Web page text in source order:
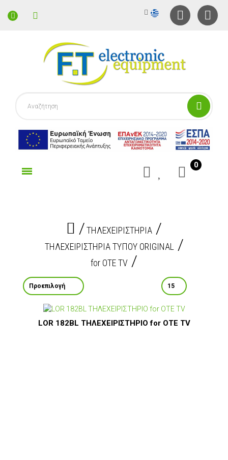
0
ΤΗΛΕΧΕΙΡΙΣΤΗΡΙΑ
ΤΗΛΕΧΕΙΡΙΣΤΗΡΙΑ ΤΥΠΟΥ ORIGINAL
for OTE TV
LOR 182BL ΤΗΛΕΧΕΙΡΙΣΤΗΡΙΟ for OTE TV